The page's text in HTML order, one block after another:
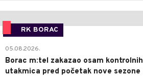
RK BORAC
05.08.2026.
Borac m:tel zakazao osam kontrolnih
utakmica pred početak nove sezone